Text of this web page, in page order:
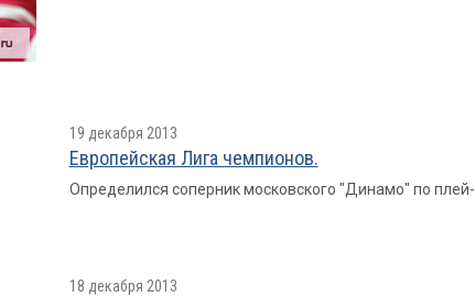
19 декабря 2013
Европейская Лига чемпионов.
Определился соперник московского "Динамо" по
18 декабря 2013